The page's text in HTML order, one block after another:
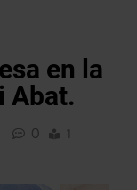
en la
Abat.
0
1